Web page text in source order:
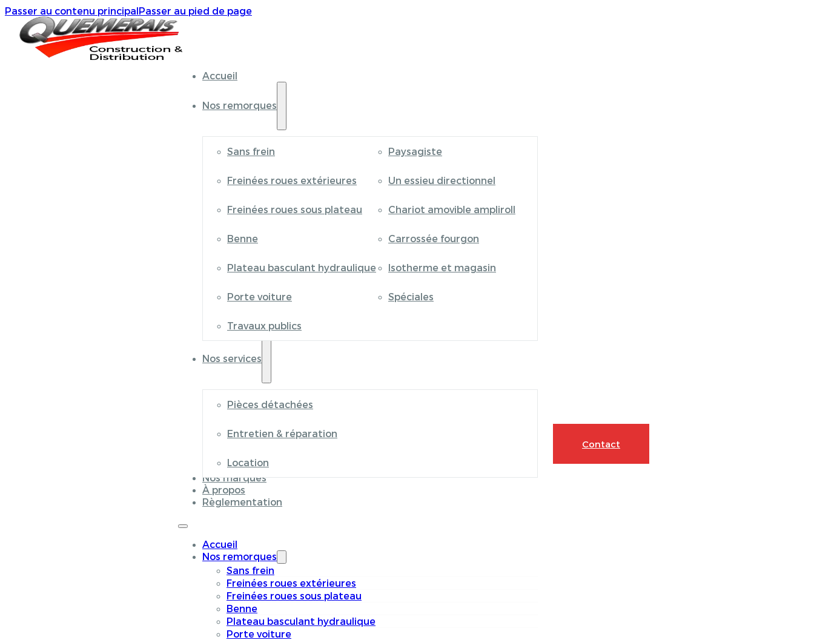
Passer au contenu principalPasser au pied de page
Accueil
Nos remorques
Sans frein
Freinées roues extérieures
Freinées roues sous plateau
Benne
Plateau basculant hydraulique
Porte voiture
Travaux publics
Paysagiste
Un essieu directionnel
Chariot amovible ampliroll
Carrossée fourgon
Isotherme et magasin
Spéciales
Nos services
Pièces détachées
Entretien & réparation
Location
Nos marques
À propos
Règlementation
Accueil
Nos remorques
Sans frein
Freinées roues extérieures
Freinées roues sous plateau
Benne
Plateau basculant hydraulique
Porte voiture
Contact